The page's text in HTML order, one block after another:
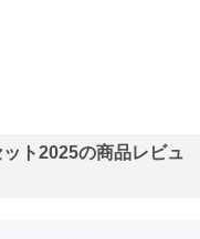
ト2025の商品レビュ